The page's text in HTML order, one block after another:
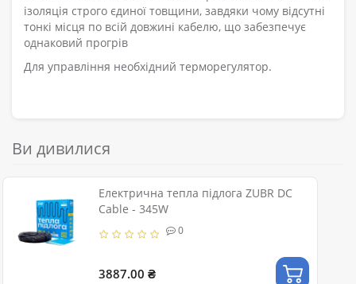
ізоляція строго єдиної товщини, завдяки чому відсутні
тонкі місця по всій довжині кабелю, що забезпечує
однаковий прогрів
Для управління необхідний терморегулятор.
Ви дивилися
Електрична тепла підлога ZUBR DC
Cable - 345W
0
3887.00 ₴